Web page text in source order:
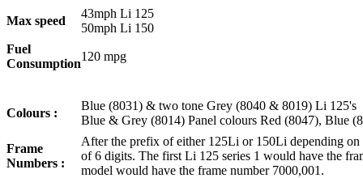
Max speed
43mph Li 125
50mph Li 150
Fuel
Consumption
120 mpg
Colours :
Blue (8031) & two tone Grey (8040 & 8019) Li 125's
Blue & Grey (8014) Panel colours Red (8047), Blue
Frame
Numbers :
After the prefix of either 125Li or 150Li depending
of 6 digits. The first Li 125 series 1 would have the
model would have the frame number 7000,001.